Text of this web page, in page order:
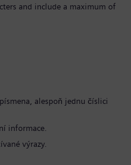
and include a maximum of
alespoň jednu číslici
informace.
výrazy.